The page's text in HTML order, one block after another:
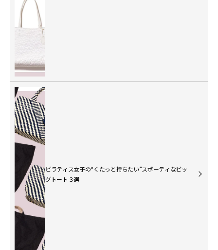
ピラティス女子の“くたっと持ちたい”スポーティなビッ
グトート３選